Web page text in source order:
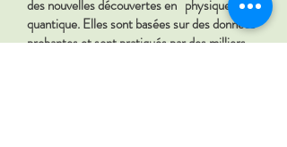
des nouvelles découvertes en physique
quantique. Elles sont basées sur des données
probantes et sont pratiqués par des milliers